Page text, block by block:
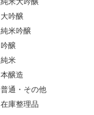
大吟醸
純米吟醸
吟醸
純米
本醸造
普通・その他
在庫整理品